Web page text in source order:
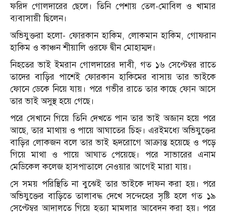
ফরিদ গোলদারের ছেলে। তিনি পেশায় তেল-মোবিল ও খামার
ব্যবাসায়ী ছিলেন।
অভিযুক্তরা হলো- ফোরকান হাকিম, লোকমান হাকিম, গোফরান
হাকিম ও কাঞ্চন শীয়ালি ওরফে দ্বীন মোহাম্মদ।
নিহতের ভাই ইমরান গোলদারের দাবী, গত ১৬ সেপ্টেম্বর রাতে
তাদের বাড়ির পাশেই ফোরকান হাকিমের বাসায় তার ভাইকে
ফোনে ডেকে নিয়ে যায়। পরে গভীর রাতে তার কাছে ফোন আসে
তার ভাই অসুস্থ হয়ে গেছে।
পরে সেখানে গিয়ে তিনি দেখতে পান তার ভাই অজ্ঞান হয়ে পরে
আছে, তার মাথায় ও পায়ে আঘাতের চিহ্ন। এরইমধ্যে অভিযুক্তের
বাড়ির লোকজন বলে তার ভাই হৃদরোগে আক্রান্ত হয়েছে ও পড়ে
গিয়ে মাথা ও পায়ে আঘাত পেয়েছে। পরে সাভারের এনাম
মেডিকেল কলেজ হাসপাতালে নেওয়ার আগেই মারা যায়।
সে সময় পরিস্থিতি না বুঝেই তার ভাইকে দাফন করা হয়। পরে
অভিযুক্তের বাড়িতে তালাবদ্ধ দেখে সন্দেহের সৃষ্টি হলে গত ১৯
সেপ্টেম্বর আদালতে গিয়ে হত্যা মামলার আবেদন করা হয়। পরে